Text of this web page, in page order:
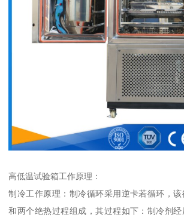
高低温试验箱工作原理：
制冷工作原理：制冷循环采用逆卡若循环，
和两个绝热过程组成，其过程如下：制冷剂